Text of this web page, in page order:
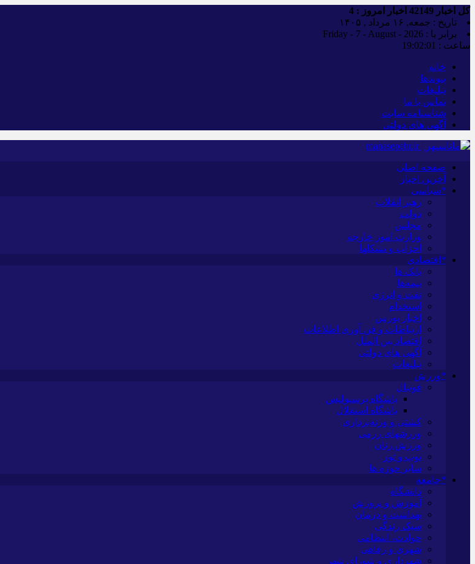
کل اخبار اخبار امروز : 4
تاریخ : جمعه, ۱۶ مرداد , ۱۴۰۵
برابر با : Friday - 7 - August - 2026
ساعت : 19:02:02
خانه
پیوندها
تبلیغات
تماس با ما
شناسنامه سایت
آگهی های دولتی
صفحه اصلی
آخرین اخبار
*سیاسی
رهبر انقلاب
دولت
مجلس
وزارت امور خارجه
احزاب و تشکلها
*اقتصادی
بانک ها
بیمه‌ها
نفت و انرژی
استخدام
اخبار بورس
ارتباطات و فن آوری اطلاعات
اقتصاد بین الملل
آگهی های دولتی
تبلیغات
*ورزش
فوتبال
باشگاه پرسپولیس
باشگاه استقلال
کشتی و وزنه‌برداری
ورزشهای رزمی
ورزش زنان
توپ و تور
سایر حوزه ها
*جامعه
دانشگاه
آموزش و پرورش
بهداشت و درمان
سبک زندگی
حوادث، انتظامی
شهری و رفاهی
شهرداری و شورای شهر